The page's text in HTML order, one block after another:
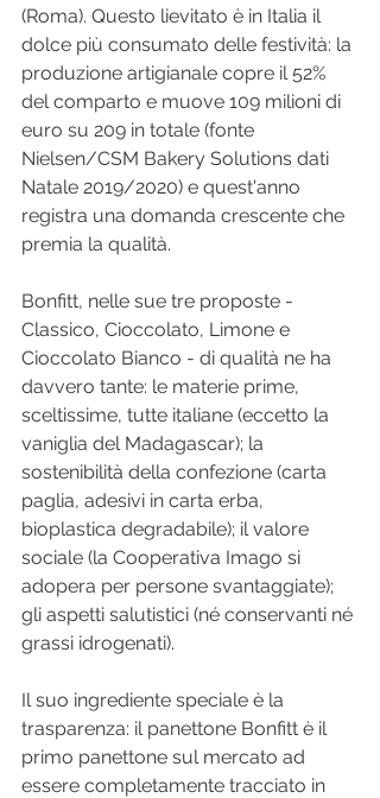
(Roma). Questo lievitato è in Italia il
dolce più consumato delle festività: la
produzione artigianale copre il 52%
del comparto e muove 109 milioni di
euro su 209 in totale (fonte
Nielsen/CSM Bakery Solutions dati
Natale 2019/2020) e quest'anno
registra una domanda crescente che
premia la qualità.
Bonfitt, nelle sue tre proposte -
Classico, Cioccolato, Limone e
Cioccolato Bianco - di qualità ne ha
davvero tante: le materie prime,
sceltissime, tutte italiane (eccetto la
vaniglia del Madagascar); la
sostenibilità della confezione (carta
paglia, adesivi in carta erba,
bioplastica degradabile); il valore
sociale (la Cooperativa Imago si
adopera per persone svantaggiate);
gli aspetti salutistici (né conservanti né
grassi idrogenati).
Il suo ingrediente speciale è la
trasparenza: il panettone Bonfitt è il
primo panettone sul mercato ad
essere completamente tracciato in